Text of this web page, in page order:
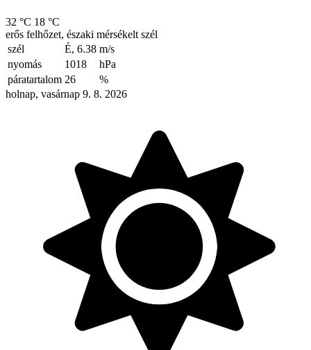
32 °C 18 °C
erős felhőzet, északi mérsékelt szél
szél
É, 6.38 m/s
nyomás
1018
hPa
páratartalom 26
%
holnap, vasárnap 9. 8. 2026